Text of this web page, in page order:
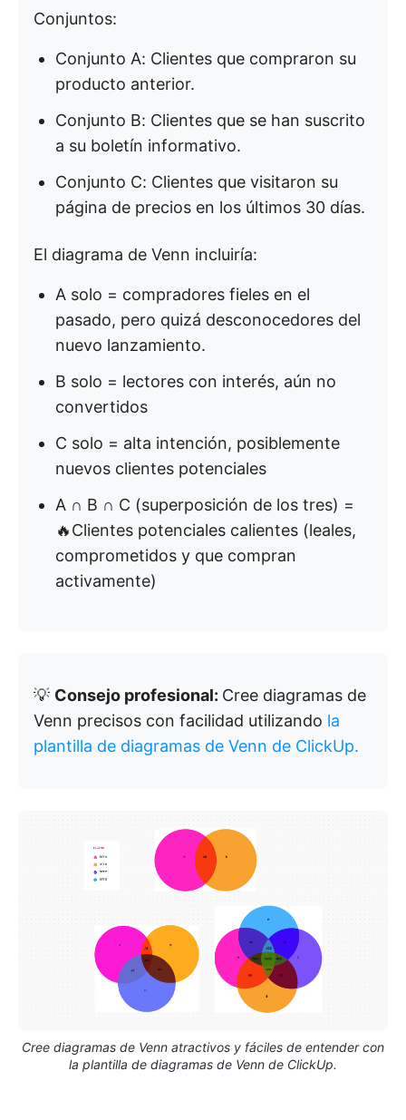
Conjuntos:
Conjunto A: Clientes que compraron su
producto anterior.
Conjunto B: Clientes que se han suscrito
a su boletín informativo.
Conjunto C: Clientes que visitaron su
página de precios en los últimos 30 días.
El diagrama de Venn incluiría:
A solo = compradores fieles en el
pasado, pero quizá desconocedores del
nuevo lanzamiento.
B solo = lectores con interés, aún no
convertidos
C solo = alta intención, posiblemente
nuevos clientes potenciales
A ∩ B ∩ C (superposición de los tres) =
🔥Clientes potenciales calientes (leales,
comprometidos y que compran
activamente)
💡 Consejo profesional: Cree diagramas de
Venn precisos con facilidad utilizando la
plantilla de diagramas de Venn de ClickUp.
Cree diagramas de Venn atractivos y fáciles de entender con
la plantilla de diagramas de Venn de ClickUp.